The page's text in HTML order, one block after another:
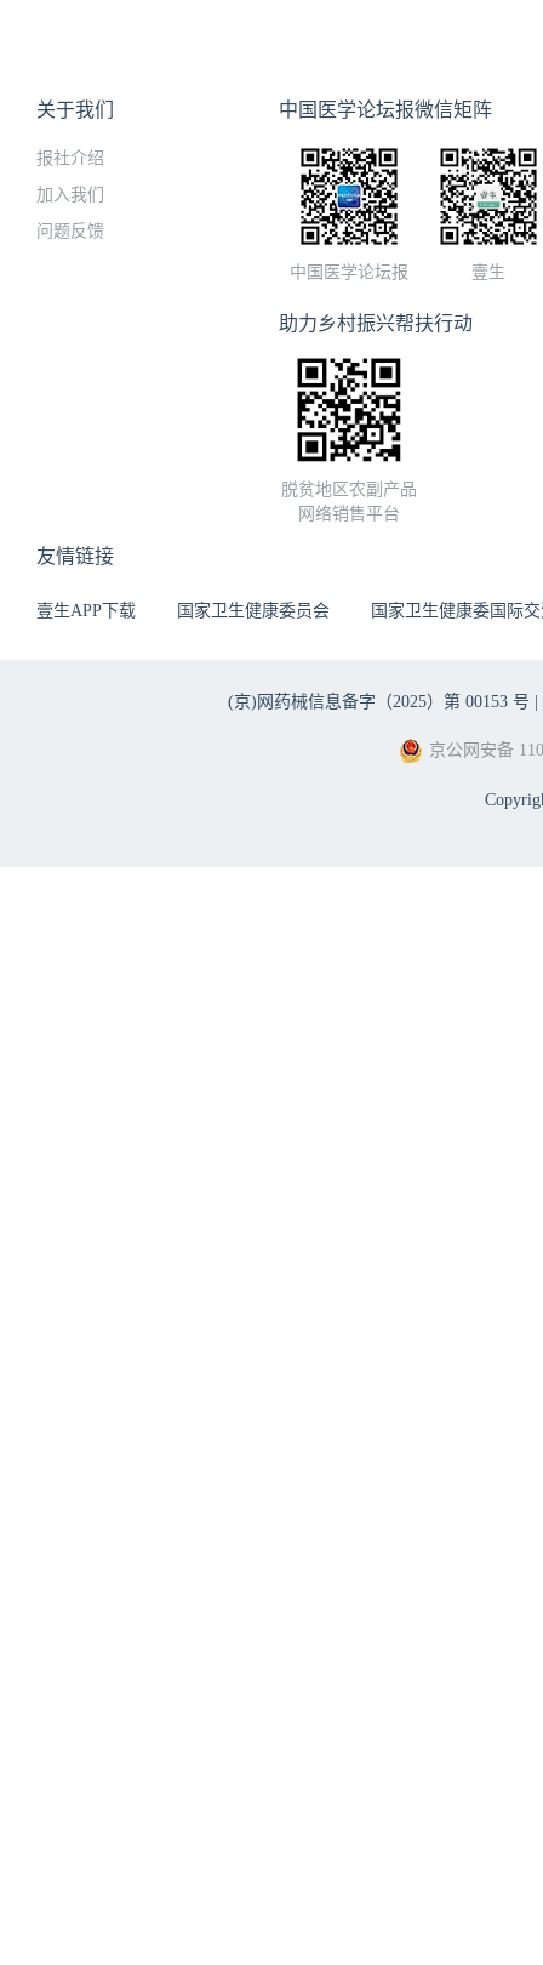
关于我们
报社介绍
加入我们
问题反馈
中国医学论坛报微信矩阵
中国医学论坛报 壹生
助力乡村振兴帮扶行动
脱贫地区农副产品
网络销售平台
友情链接
壹生APP下载 国家卫生健康委员会 国家卫生健康委国际
(京)网药械信息备字（2025）第 00153 号 |
京公网安备